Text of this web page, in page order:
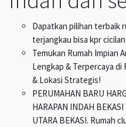
Dapatkan pilihan terbaik
terjangkau bisa kpr
Temukan Rumah Impian
Lengkap & Terpercaya di
& Lokasi Strategis!
PERUMAHAN BARU
HARAPAN INDAH
UTARA BEKASI. Rumah